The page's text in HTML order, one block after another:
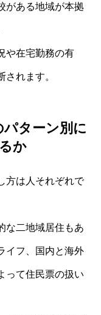
がある地域が本拠
や在宅勤務の有
れます。
パターン別に
か
方は人それぞれで
な二地域居住もあ
イフ、国内と海外
って住民票の扱い